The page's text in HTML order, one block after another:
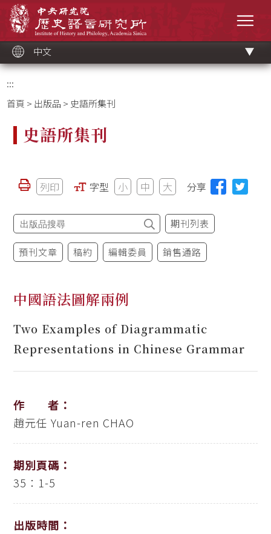
中文
:::
首頁 > 出版品 > 史語所集刊
史語所集刊
列印 字型 小 中 大 分享
期刊列表
預刊文章 稿約 編輯委員 銷售通路
中國語法圖解兩例
Two Examples of Diagrammatic
Representations in Chinese Grammar
作 者：
趙元任 Yuan-ren CHAO
期別頁碼：
35：1-5
出版時間：